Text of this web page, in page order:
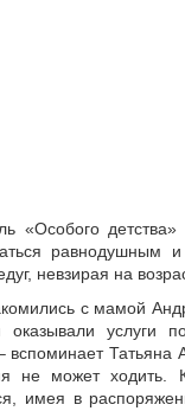
«Особого
равнодушным
невзирая на
с мамой
оказывали услуги
вспоминает Татьяна
не может ходить.
имея в